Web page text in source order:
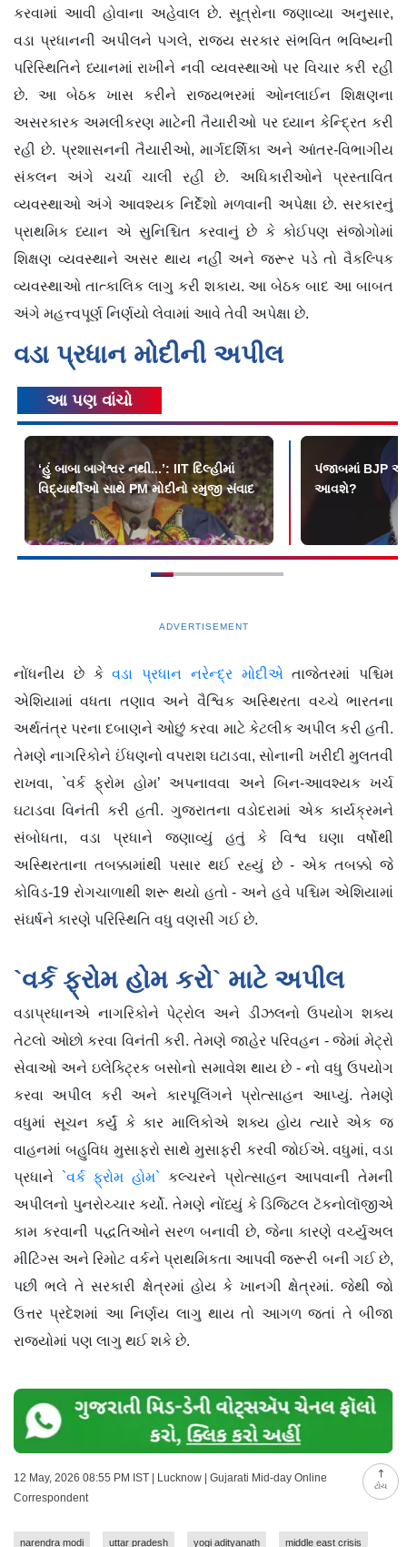
ટોચ
કરવામાં આવી હોવાના અહેવાલ છે. સૂત્રોના જણાવ્યા અનુસાર,
વડા પ્રધાનની અપીલને પગલે, રાજ્ય સરકાર સંભવિત ભવિષ્યની
પરિસ્થિતિને ધ્યાનમાં રાખીને નવી વ્યવસ્થાઓ પર વિચાર કરી રહી
છે. આ બેઠક ખાસ કરીને રાજ્યભરમાં ઓનલાઈન શિક્ષણના
અસરકારક અમલીકરણ માટેની તૈયારીઓ પર ધ્યાન કેન્દ્રિત કરી
રહી છે. પ્રશાસનની તૈયારીઓ, માર્ગદર્શિકા અને આંતર-વિભાગીય
સંકલન અંગે ચર્ચા ચાલી રહી છે. અધિકારીઓને પ્રસ્તાવિત
વ્યવસ્થાઓ અંગે આવશ્યક નિર્દેશો મળવાની અપેક્ષા છે. સરકારનું
પ્રાથમિક ધ્યાન એ સુનિશ્ચિત કરવાનું છે કે કોઈપણ સંજોગોમાં
શિક્ષણ વ્યવસ્થાને અસર થાય નહીં અને જરૂર પડે તો વૈકલ્પિક
વ્યવસ્થાઓ તાત્કાલિક લાગુ કરી શકાય. આ બેઠક બાદ આ બાબત
અંગે મહત્ત્વપૂર્ણ નિર્ણયો લેવામાં આવે તેવી અપેક્ષા છે.
વડા પ્રધાન મોદીની અપીલ
આ પણ વાંચો
‘હું બાબા બાગેશ્વર નથી...’: IIT દિલ્હીમાં
વિદ્યાર્થીઓ સાથે PM મોદીનો રમુજી સંવાદ
પંજાબમાં BJP
આવશે?
ADVERTISEMENT
નોંધનીય છે કેવડા પ્રધાન નરેન્દ્ર મોદીએતાજેતરમાં પશ્ચિમ
એશિયામાં વધતા તણાવ અને વૈશ્વિક અસ્થિરતા વચ્ચે ભારતના
અર્થતંત્ર પરના દબાણને ઓછું કરવા માટે કેટલીક અપીલ કરી હતી.
તેમણે નાગરિકોને ઈંધણનો વપરાશ ઘટાડવા, સોનાની ખરીદી મુલતવી
રાખવા, `વર્ક ફ્રોમ હોમ’ અપનાવવા અને બિન-આવશ્યક ખર્ચ
ઘટાડવા વિનંતી કરી હતી. ગુજરાતના વડોદરામાં એક કાર્યક્રમને
સંબોધતા, વડા પ્રધાને જણાવ્યું હતું કે વિશ્વ ઘણા વર્ષોથી
અસ્થિરતાના તબક્કામાંથી પસાર થઈ રહ્યું છે - એક તબક્કો જે
કોવિડ-19 રોગચાળાથી શરૂ થયો હતો - અને હવે પશ્ચિમ એશિયામાં
સંઘર્ષને કારણે પરિસ્થિતિ વધુ વણસી ગઈ છે.
`વર્ક ફ્રોમ હોમ કરો` માટે અપીલ
વડાપ્રધાનએ નાગરિકોને પેટ્રોલ અને ડીઝલનો ઉપયોગ શક્ય
તેટલો ઓછો કરવા વિનંતી કરી. તેમણે જાહેર પરિવહન - જેમાં મેટ્રો
સેવાઓ અને ઇલેક્ટ્રિક બસોનો સમાવેશ થાય છે - નો વધુ ઉપયોગ
કરવા અપીલ કરી અને કારપૂલિંગને પ્રોત્સાહન આપ્યું. તેમણે
વધુમાં સૂચન કર્યું કે કાર માલિકોએ શક્ય હોય ત્યારે એક જ
વાહનમાં બહુવિધ મુસાફરો સાથે મુસાફરી કરવી જોઈએ. વધુમાં, વડા
પ્રધાને `વર્ક ફ્રોમ હોમ` કલ્ચરને પ્રોત્સાહન આપવાની તેમની
અપીલનો પુનરોચ્ચાર કર્યો. તેમણે નોંધ્યું કે ડિજિટલ ટૅકનોલૉજીએ
કામ કરવાની પદ્ધતિઓને સરળ બનાવી છે, જેના કારણે વર્ચ્યુઅલ
મીટિંગ્સ અને રિમોટ વર્કને પ્રાથમિકતા આપવી જરૂરી બની ગઈ છે,
પછી ભલે તે સરકારી ક્ષેત્રમાં હોય કે ખાનગી ક્ષેત્રમાં. જેથી જો
ઉત્તર પ્રદેશમાં આ નિર્ણય લાગુ થાય તો આગળ જતાં તે બીજા
રાજ્યોમાં પણ લાગુ થઈ શકે છે.
12 May, 2026 08:55 PM IST | Lucknow | Gujarati Mid-day Online
Correspondent
narendra modi uttar pradesh yogi adityanath middle east crisis